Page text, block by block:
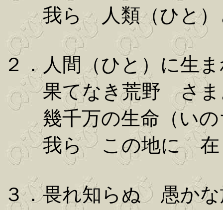
我ら 人類（ひと）
２．人間（ひと）に生
果てなき荒野 さま
幾千万の生命（い
我ら この地に 在
３．畏れ知らぬ 愚かな